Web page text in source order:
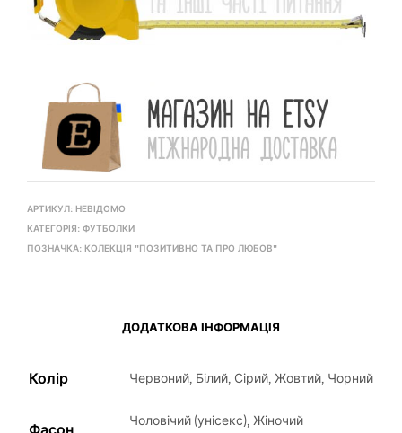
АРТИКУЛ: НЕВІДОМО
КАТЕГОРІЯ: ФУТБОЛКИ
ПОЗНАЧКА: КОЛЕКЦІЯ "ПОЗИТИВНО ТА ПРО ЛЮБОВ"
ДОДАТКОВА ІНФОРМАЦІЯ
Колір Червоний, Білий, Сірий, Жовтий, Чорний
Фасон
Чоловічий (унісекс), Жіночий